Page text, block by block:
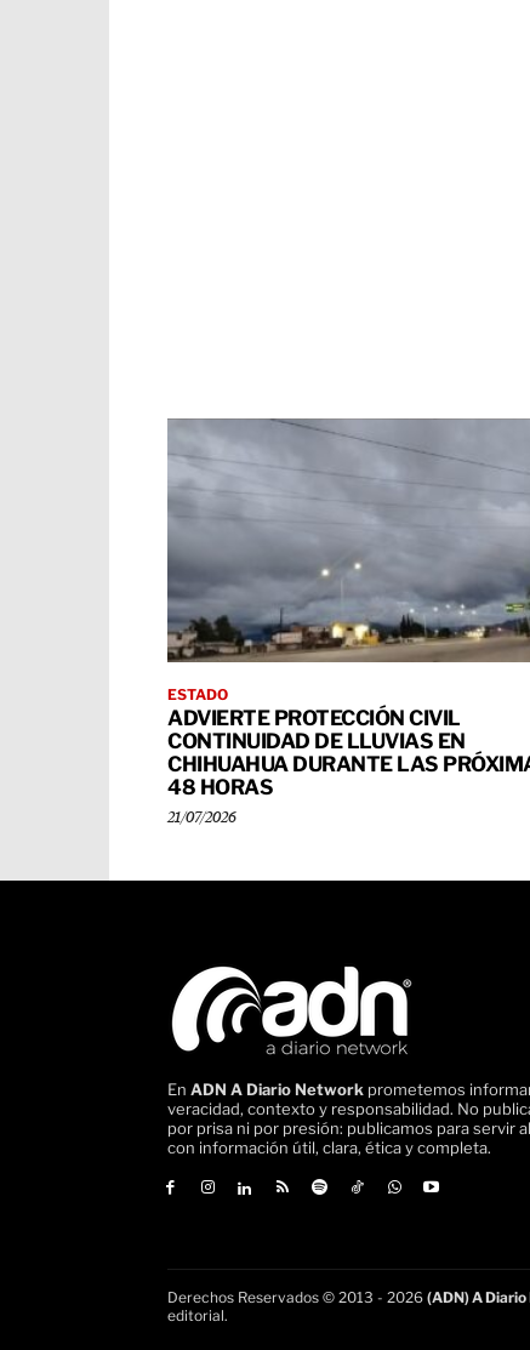
ESTADO
ADVIERTE PROTECCIÓN CIVIL
CONTINUIDAD DE LLUVIAS EN
CHIHUAHUA DURANTE LAS
48 HORAS
21/07/2026
En ADN A Diario Network prometemos
veracidad, contexto y responsabilidad. No
por prisa ni por presión: publicamos para servir
con información útil, clara, ética y completa.
Derechos Reservados © 2013 - 2026 (ADN) A Diario
editorial.